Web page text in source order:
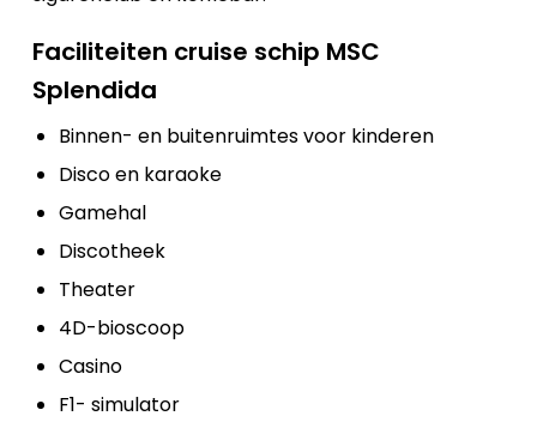
Faciliteiten cruise schip MSC
Splendida
Binnen- en buitenruimtes voor kinderen
Disco en karaoke
Gamehal
Discotheek
Theater
4D-bioscoop
Casino
F1- simulator